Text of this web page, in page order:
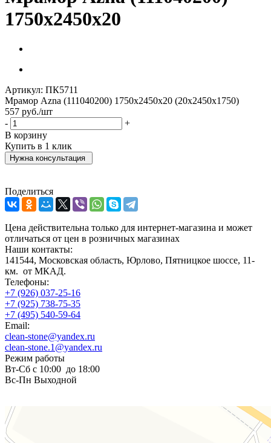
1750х2450х20
Артикул: ПК5711
Мрамор Azna (111040200) 1750х2450х20 (20х2450х1750)
557 руб./шт
-
+
В корзину
Купить в 1 клик
Нужна консультация
Поделиться
Цена действительна только для интернет-магазина и может
отличаться от цен в розничных магазинах
Наши контакты:
141544, Московская область, Юрлово, Пятницкое шоссе, 11-
км. от МКАД.
Телефоны:
+7 (926) 037-25-16
+7 (925) 738-75-35
+7 (495) 540-59-64
Email:
clean-stone@yandex.ru
clean-stone.1@yandex.ru
Режим работы
Вт-Сб с 10:00 до 18:00
Вс-Пн Выходной